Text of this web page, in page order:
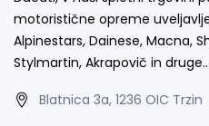
motoristične opreme
Alpinestars, Dainese, Macna,
Stylmartin, Akrapovič in druge…
Blatnica 3a, 1236 OIC Trzin